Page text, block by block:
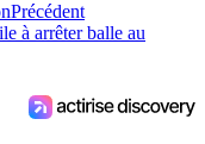
Précédent
à arrêter balle au